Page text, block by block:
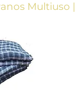
Multiuso |